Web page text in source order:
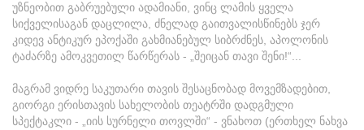
უზნეობით გაბრუებული ადამიანი, ვინც ლამის ყველა
სიქველისაგან დაცლილა, ძნელად გაითვალისწინებს ჯერ
კიდევ ანტიკურ ეპოქაში გახმიანებულ სიბრძნეს, აპოლონის
ტაძარზე ამოკვეთილ წარწერას - „შეიცან თავი შენი!“...
მაგრამ ვიდრე საკუთარი თავის შესაცნობად მოვემზადებით,
გიორგი ერისთავის სახელობის თეატრში დადგმული
სპექტაკლი - „იის სურნელი თოვლში“ - ვნახოთ (ერთხელ ნახვა